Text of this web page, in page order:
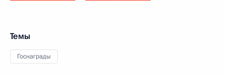
Темы
Госнаграды